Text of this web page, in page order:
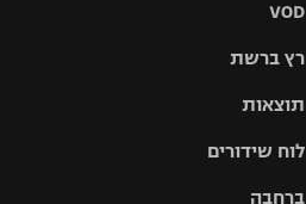
VOD
רץ ברשת
תוצאות
לוח שידורים
ברחבה